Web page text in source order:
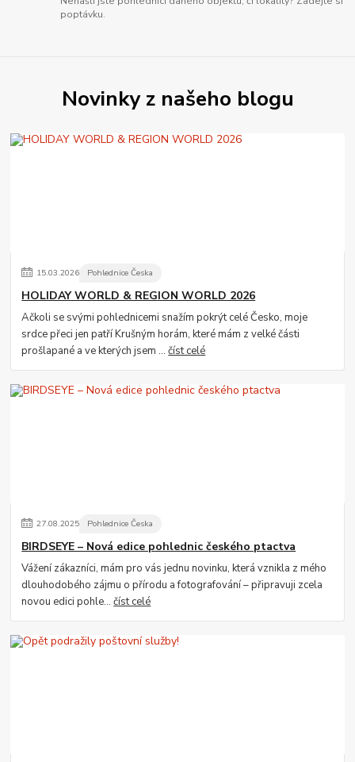
poptávku.
Novinky z našeho blogu
15.03.2026 Pohlednice Česka
HOLIDAY WORLD & REGION WORLD 2026
Ačkoli se svými pohlednicemi snažím pokrýt celé Česko, moje
srdce přeci jen patří Krušným horám, které mám z velké části
prošlapané a ve kterých jsem ...číst celé
27.08.2025 Pohlednice Česka
BIRDSEYE – Nová edice pohlednic českého ptactva
Vážení zákazníci, mám pro vás jednu novinku, která vznikla z mého
dlouhodobého zájmu o přírodu a fotografování – připravuji zcela
novou edici pohle...číst celé